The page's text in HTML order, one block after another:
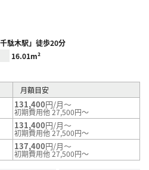
駄木駅」徒歩20分
16.01m²
月額目安
131,400円/月～
初期費用他 27,500円～
131,400円/月～
初期費用他 27,500円～
137,400円/月～
初期費用他 27,500円～